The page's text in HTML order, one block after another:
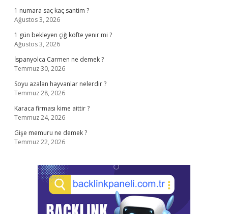
1 numara saç kaç santim ?
Ağustos 3, 2026
1 gün bekleyen çiğ köfte yenir mi ?
Ağustos 3, 2026
İspanyolca Carmen ne demek ?
Temmuz 30, 2026
Soyu azalan hayvanlar nelerdir ?
Temmuz 28, 2026
Karaca firması kime aittir ?
Temmuz 24, 2026
Gişe memuru ne demek ?
Temmuz 22, 2026